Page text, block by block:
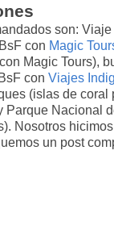
son:
con Magic
Magic Tours),
con Viajes
(islas de coral
Parque Nacional
Nosotros
un post